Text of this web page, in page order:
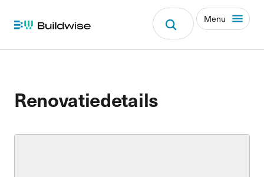
Menu
Renovatiedetails